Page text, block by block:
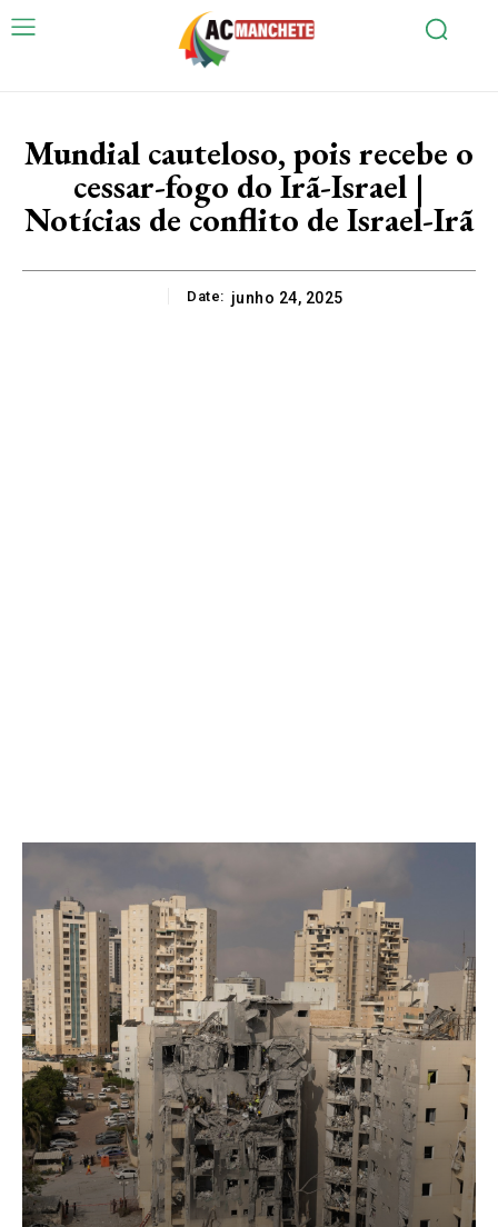
Mundial cauteloso, pois recebe o
cessar-fogo do Irã-Israel |
Notícias de conflito de Israel-Irã
Date: junho 24, 2025